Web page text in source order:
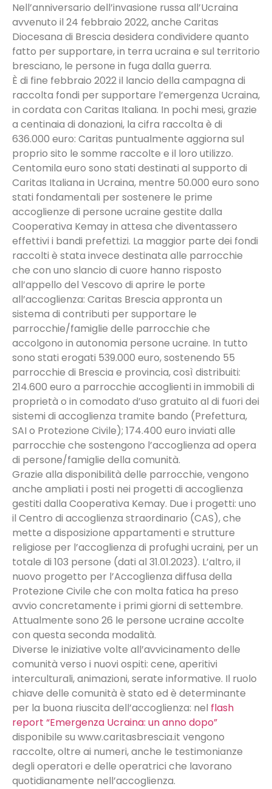
Nell’anniversario dell’invasione russa all’Ucraina
avvenuto il 24 febbraio 2022, anche Caritas
Diocesana di Brescia desidera condividere quanto
fatto per supportare, in terra ucraina e sul territorio
bresciano, le persone in fuga dalla guerra.
È di fine febbraio 2022 il lancio della campagna di
raccolta fondi per supportare l’emergenza Ucraina,
in cordata con Caritas Italiana. In pochi mesi, grazie
a centinaia di donazioni, la cifra raccolta è di
636.000 euro: Caritas puntualmente aggiorna sul
proprio sito le somme raccolte e il loro utilizzo.
Centomila euro sono stati destinati al supporto di
Caritas Italiana in Ucraina, mentre 50.000 euro sono
stati fondamentali per sostenere le prime
accoglienze di persone ucraine gestite dalla
Cooperativa Kemay in attesa che diventassero
effettivi i bandi prefettizi. La maggior parte dei fondi
raccolti è stata invece destinata alle parrocchie
che con uno slancio di cuore hanno risposto
all’appello del Vescovo di aprire le porte
all’accoglienza: Caritas Brescia appronta un
sistema di contributi per supportare le
parrocchie/famiglie delle parrocchie che
accolgono in autonomia persone ucraine. In tutto
sono stati erogati 539.000 euro, sostenendo 55
parrocchie di Brescia e provincia, così distribuiti:
214.600 euro a parrocchie accoglienti in immobili di
proprietà o in comodato d’uso gratuito al di fuori dei
sistemi di accoglienza tramite bando (Prefettura,
SAI o Protezione Civile); 174.400 euro inviati alle
parrocchie che sostengono l’accoglienza ad opera
di persone/famiglie della comunità.
Grazie alla disponibilità delle parrocchie, vengono
anche ampliati i posti nei progetti di accoglienza
gestiti dalla Cooperativa Kemay. Due i progetti: uno
il Centro di accoglienza straordinario (CAS), che
mette a disposizione appartamenti e strutture
religiose per l’accoglienza di profughi ucraini, per un
totale di 103 persone (dati al 31.01.2023). L’altro, il
nuovo progetto per l’Accoglienza diffusa della
Protezione Civile che con molta fatica ha preso
avvio concretamente i primi giorni di settembre.
Attualmente sono 26 le persone ucraine accolte
con questa seconda modalità.
Diverse le iniziative volte all’avvicinamento delle
comunità verso i nuovi ospiti: cene, aperitivi
interculturali, animazioni, serate informative. Il ruolo
chiave delle comunità è stato ed è determinante
per la buona riuscita dell’accoglienza: nel flash
report “Emergenza Ucraina: un anno dopo”
disponibile su www.caritasbrescia.it vengono
raccolte, oltre ai numeri, anche le testimonianze
degli operatori e delle operatrici che lavorano
quotidianamente nell’accoglienza.